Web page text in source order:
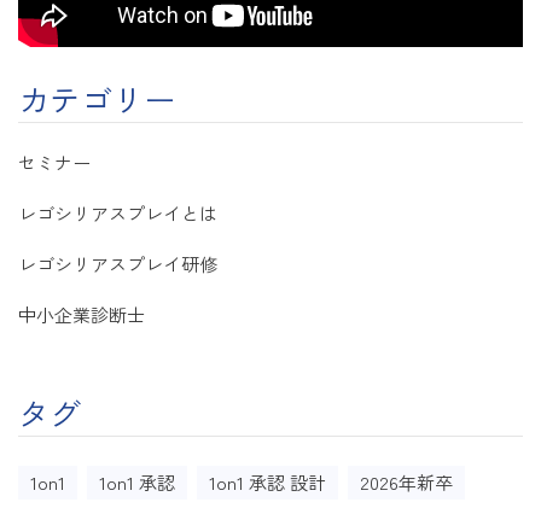
カテゴリー
セミナー
レゴシリアスプレイとは
レゴシリアスプレイ研修
中小企業診断士
タグ
1on1 1on1 承認 1on1 承認 設計
2026年新卒